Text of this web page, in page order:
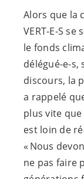
Alors que la
VERT-E-S se
le fonds
délégué-e-s,
discours, la
a rappelé
plus vite que
est loin de
« Nous
ne pas faire